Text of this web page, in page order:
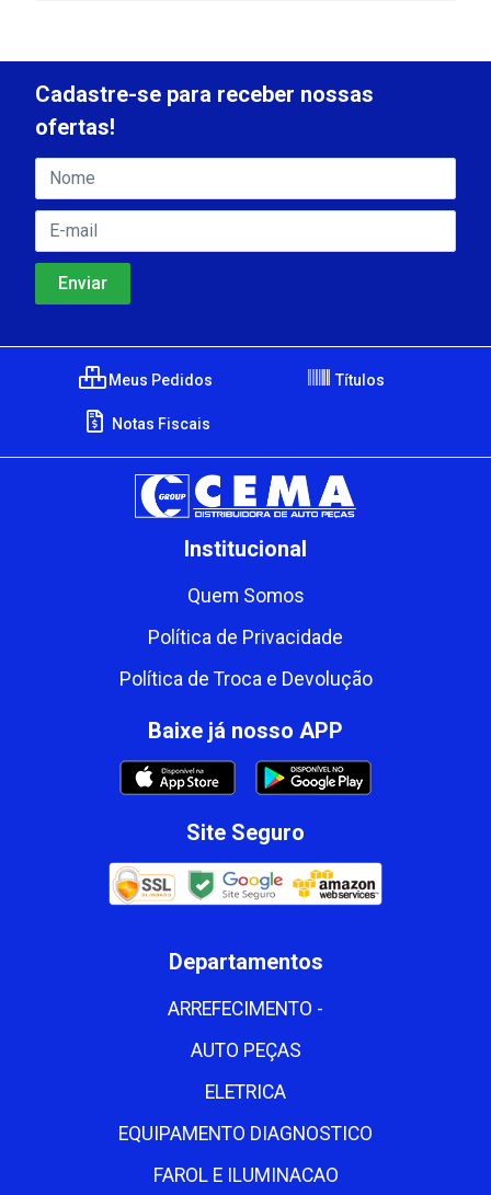
Cadastre-se para receber nossas
ofertas!
Meus Pedidos Títulos
Notas Fiscais
Institucional
Quem Somos
Política de Privacidade
Política de Troca e Devolução
Baixe já nosso APP
Site Seguro
Departamentos
ARREFECIMENTO -
AUTO PEÇAS
ELETRICA
EQUIPAMENTO DIAGNOSTICO
FAROL E ILUMINACAO